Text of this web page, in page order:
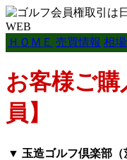
ＨＯＭＥ 売買情報 相
お客様ご
員】
▼ 玉造ゴルフ倶楽部（